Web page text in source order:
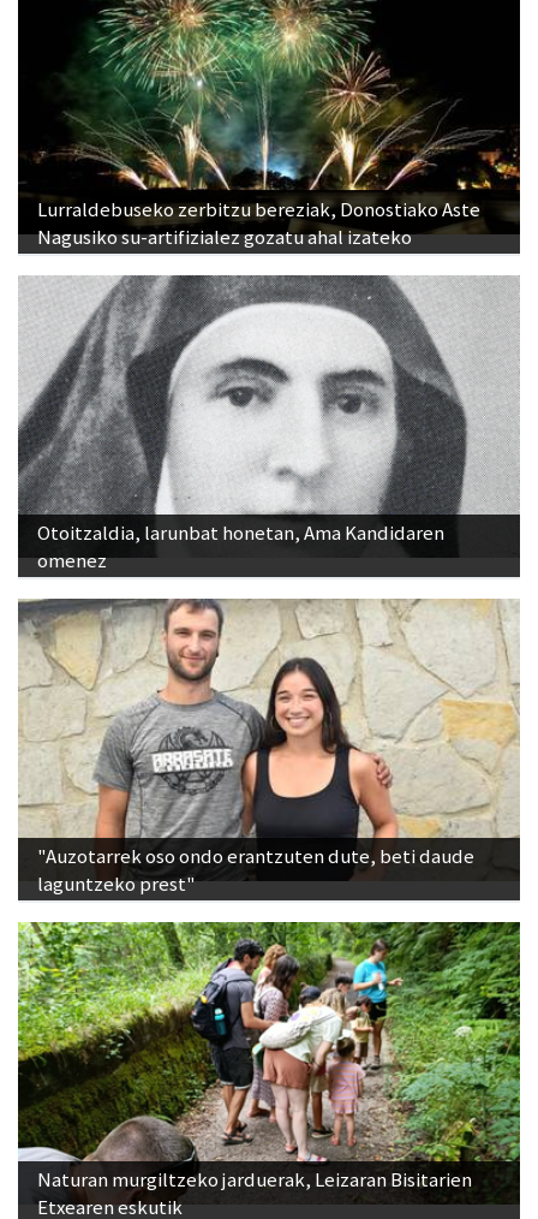
Lurraldebuseko zerbitzu bereziak, Donostiako Aste
Nagusiko su-artifizialez gozatu ahal izateko
Otoitzaldia, larunbat honetan, Ama Kandidaren
omenez
"Auzotarrek oso ondo erantzuten dute, beti daude
laguntzeko prest"
Naturan murgiltzeko jarduerak, Leizaran Bisitarien
Etxearen eskutik